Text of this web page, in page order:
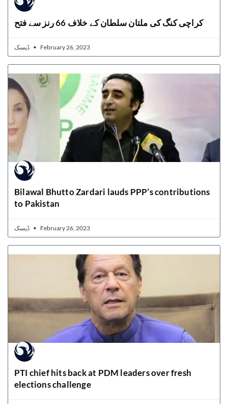
کراچی کنگ کی ملتان سلطان کے خلاف 66 رنز سے فتح
February 26, 2023
Bilawal Bhutto Zardari lauds PPP’s contributions
to Pakistan
February 26, 2023
PTI chief hits back at PDM leaders over fresh
elections challenge